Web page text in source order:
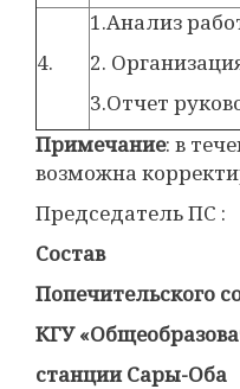
4.
1.Анализ
2.
3.Отчет
Примечание: в
возможна
Председатель
Состав
Попечительского
КГУ
станции Сары-Оба